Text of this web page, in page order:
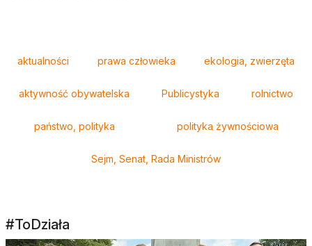
aktualności prawa człowieka ekologia, zwierzęta
aktywność obywatelska Publicystyka rolnictwo
państwo, polityka polityka żywnościowa
Sejm, Senat, Rada Ministrów
#ToDziała